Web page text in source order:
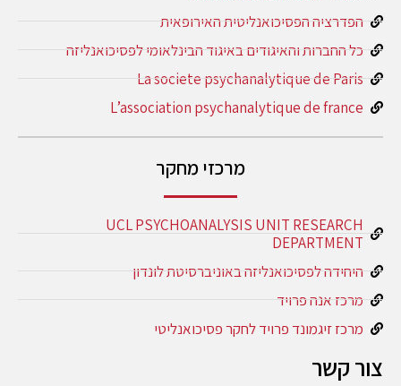
הפדרציה הפסיכואנליטית האירופאית
כל החברות והאיגודים באיגוד הבינלאומי לפסיכואנליזה
La societe psychanalytique de Paris
L’association psychanalytique de france
מרכזי מחקר
UCL PSYCHOANALYSIS UNIT RESEARCH
DEPARTMENT
היחידה לפסיכואנליזה באוניברסיטת לונדון
מרכז אנה פרויד
מרכז זיגמונד פרויד לחקר פסיכואנליטי
צור קשר